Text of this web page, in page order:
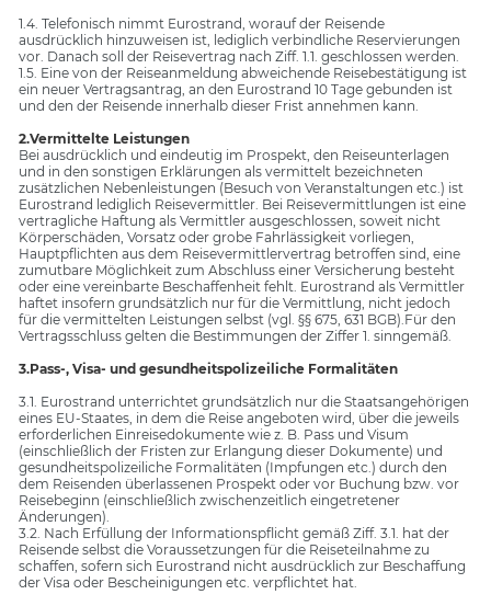
1.4. Telefonisch nimmt Eurostrand, worauf der Reisende
ausdrücklich hinzuweisen ist, lediglich verbindliche Reservierungen
vor. Danach soll der Reisevertrag nach Ziff. 1.1. geschlossen werden.
1.5. Eine von der Reiseanmeldung abweichende Reisebestätigung ist
ein neuer Vertragsantrag, an den Eurostrand 10 Tage gebunden ist
und den der Reisende innerhalb dieser Frist annehmen kann.
2.Vermittelte Leistungen
Bei ausdrücklich und eindeutig im Prospekt, den Reiseunterlagen
und in den sonstigen Erklärungen als vermittelt bezeichneten
zusätzlichen Nebenleistungen (Besuch von Veranstaltungen etc.) ist
Eurostrand lediglich Reisevermittler. Bei Reisevermittlungen ist eine
vertragliche Haftung als Vermittler ausgeschlossen, soweit nicht
Körperschäden, Vorsatz oder grobe Fahrlässigkeit vorliegen,
Hauptpflichten aus dem Reisevermittlervertrag betroffen sind, eine
zumutbare Möglichkeit zum Abschluss einer Versicherung besteht
oder eine vereinbarte Beschaffenheit fehlt. Eurostrand als Vermittler
haftet insofern grundsätzlich nur für die Vermittlung, nicht jedoch
für die vermittelten Leistungen selbst (vgl. §§ 675, 631 BGB).Für den
Vertragsschluss gelten die Bestimmungen der Ziffer 1. sinngemäß.
3.Pass-, Visa- und gesundheitspolizeiliche Formalitäten
3.1. Eurostrand unterrichtet grundsätzlich nur die Staatsangehörigen
eines EU-Staates, in dem die Reise angeboten wird, über die jeweils
erforderlichen Einreisedokumente wie z. B. Pass und Visum
(einschließlich der Fristen zur Erlangung dieser Dokumente) und
gesundheitspolizeiliche Formalitäten (Impfungen etc.) durch den
dem Reisenden überlassenen Prospekt oder vor Buchung bzw. vor
Reisebeginn (einschließlich zwischenzeitlich eingetretener
Änderungen).
3.2. Nach Erfüllung der Informationspflicht gemäß Ziff. 3.1. hat der
Reisende selbst die Voraussetzungen für die Reiseteilnahme zu
schaffen, sofern sich Eurostrand nicht ausdrücklich zur Beschaffung
der Visa oder Bescheinigungen etc. verpflichtet hat.